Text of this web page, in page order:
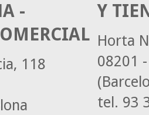
Y
Horta
08201
tel. 93
-
118